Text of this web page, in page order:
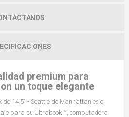
premium para
un toque elegante
14.5" - Seattle de Manhattan es el
para su Ultrabook ™, computadora